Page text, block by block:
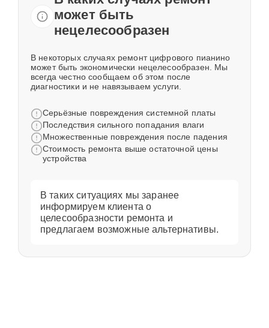
может быть
нецелесообразен
В некоторых случаях ремонт цифрового пианино
может быть экономически нецелесообразен. Мы
всегда честно сообщаем об этом после
диагностики и не навязываем услуги.
Серьёзные повреждения системной платы
Последствия сильного попадания влаги
Множественные повреждения после падения
Стоимость ремонта выше остаточной цены
устройства
В таких ситуациях мы заранее
информируем клиента о
целесообразности ремонта и
предлагаем возможные альтернативы.